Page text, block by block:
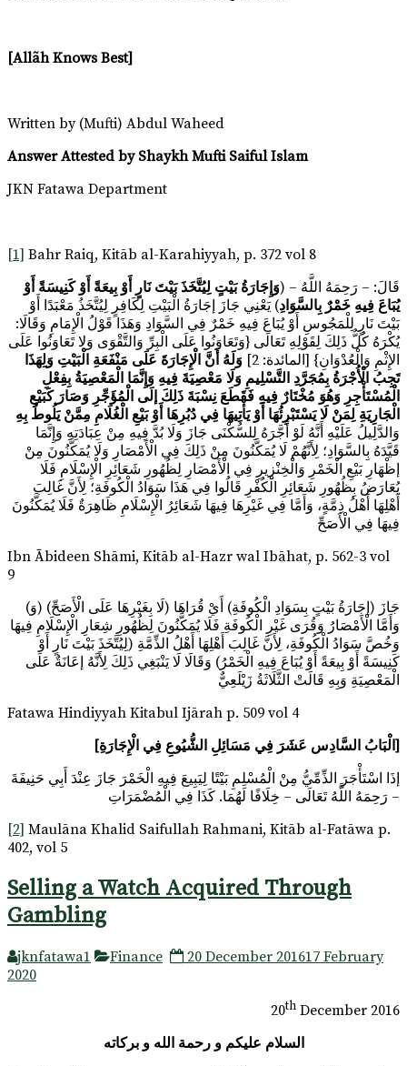
[Allãh Knows Best]
Written by (Mufti) Abdul Waheed
Answer Attested by Shaykh Mufti Saiful Islam
JKN Fatawa Department
[1] Bahr Raiq, Kitāb al-Karahiyyah, p. 372 vol 8
قَالَ: – رَحِمَهُ اللَّهُ – (وَإِجَارَةُ بَيْتٍ لِيُتَّخَذَ بَيْتَ نَارٍ أَوْ بِيعَةً أَوْ كَنِيسَةً أَوْ
يُبَاعَ فِيهِ خَمْرٌ بِالسَّوَادِ) يَعْنِي جَازَ إجَارَةُ الْبَيْتِ لِكَافِرٍ لِيُتَّخَذُ مَعْبَدًا أَوْ
بَيْتَ نَارٍ لِلْمَجُوسِ أَوْ يُبَاعَ فِيهِ خَمْرٌ فِي السَّوَادِ وَهَذَا قَوْلُ الْإِمَامِ وَقَالَا:
يُكْرَهُ كُلُّ ذَلِكَ لِقَوْلِهِ تَعَالَى {وَتَعَاوَنُوا عَلَى الْبِرِّ وَالتَّقْوَى وَلا تَعَاوَنُوا عَلَى
الإِثْمِ وَالْعُدْوَانِ} [المائدة: 2]
وَلَهُ أَنَّ الْإِجَارَةَ عَلَى مَنْفَعَةِ الْبَيْتِ وَلِهَذَا
تَجِبُ الْأُجْرَةُ بِمُجَرَّدِ التَّسْلِيمِ وَلَا مَعْصِيَةَ فِيهِ وَإِنَّمَا الْمَعْصِيَةُ بِفِعْلِ
الْمُسْتَأْجِرِ وَهُوَ مُخْتَارٌ فِيهِ فَقَطَعَ نِسْبَةَ ذَلِكَ إلَى الْمُؤَجِّرِ وَصَارَ كَبَيْعِ
الْجَارِيَةِ لِمَنْ لَا يَسْتَبْرِئُهَا أَوْ يَأْتِيهَا فِي دُبُرِهَا أَوْ بَيْعِ الْغُلَامِ مِمَّنْ يَلُوطُ بِهِ
وَالدَّلِيلُ عَلَيْهِ أَنَّهُ لَوْ أَجَّرَهُ لِلسُّكْنَى جَازَ وَلَا بُدَّ فِيهِ مِنْ عِبَادَتِهِ وَإِنَّمَا
قَيَّدَهُ بِالسَّوَادِ؛ لِأَنَّهُمْ لَا يُمَكَّنُونَ مِنْ ذَلِكَ فِي الْأَمْصَارِ وَلَا يُمَكَّنُونَ مِنْ
إظْهَارِ بَيْعِ الْخَمْرِ وَالْخِنْزِيرِ فِي الْأَمْصَارِ لِظُهُورِ شَعَائِرِ الْإِسْلَامِ فَلَا
يُعَارَضُ بِظُهُورِ شَعَائِرِ الْكُفْرِ قَالُوا فِي هَذَا سَوَادُ الْكُوفَةِ؛ لِأَنَّ غَالِبَ
أَهْلِهَا أَهْلُ ذِمَّةٍ، وَأَمَّا فِي غَيْرِهَا فِيهَا شَعَائِرُ الْإِسْلَامِ ظَاهِرَةٌ فَلَا يُمَكَّنُونَ
فِيهَا فِي الْأَصَحِّ
Ibn Ābideen Shāmi, Kitāb al-Hazr wal Ibāhat, p. 562-3 vol
9
(وَ) جَازَ (إجَارَةُ بَيْتٍ بِسَوَادِ الْكُوفَةِ) أَيْ قُرَاهَا (لَا بِغَيْرِهَا عَلَى الْأَصَحِّ)
وَأَمَّا الْأَمْصَارُ وَقُرَى غَيْرِ الْكُوفَةِ فَلَا يُمَكَّنُونَ لِظُهُورِ شِعَارِ الْإِسْلَامِ فِيهَا
وَخُصَّ سَوَادُ الْكُوفَةِ، لِأَنَّ غَالِبَ أَهْلِهَا أَهْلُ الذِّمَّةِ (لِيُتَّخَذَ بَيْتَ نَارٍ أَوْ
كَنِيسَةً أَوْ بِيعَةً أَوْ يُبَاعَ فِيهِ الْخَمْرُ) وَقَالَا لَا يَنْبَغِي ذَلِكَ لِأَنَّهُ إعَانَةٌ عَلَى
الْمَعْصِيَةِ وَبِهِ قَالَتْ الثَّلَاثَةُ زَيْلَعِيٌّ
Fatawa Hindiyyah Kitabul Ijārah p. 509 vol 4
[الْبَابُ السَّادِس عَشَرَ فِي مَسَائِلِ الشُّيُوعِ فِي الْإِجَارَةِ]
إذَا اسْتَأْجَرَ الذِّمِّيُّ مِنْ الْمُسْلِمِ بَيْتًا لِيَبِيعَ فِيهِ الْخَمْرَ جَازَ عِنْدَ أَبِي حَنِيفَةَ
– رَحِمَهُ اللَّهُ تَعَالَى – خِلَافًا لَهُمَا. كَذَا فِي الْمُضْمَرَاتِ
[2] Maulāna Khalid Saifullah Rahmani, Kitāb al-Fatāwa p.
402, vol 5
Selling a Watch Acquired Through
Gambling
jknfatawa1 Finance 20 December 201617 February
2020
20th December 2016
السلام عليكم و رحمة الله و بركاته